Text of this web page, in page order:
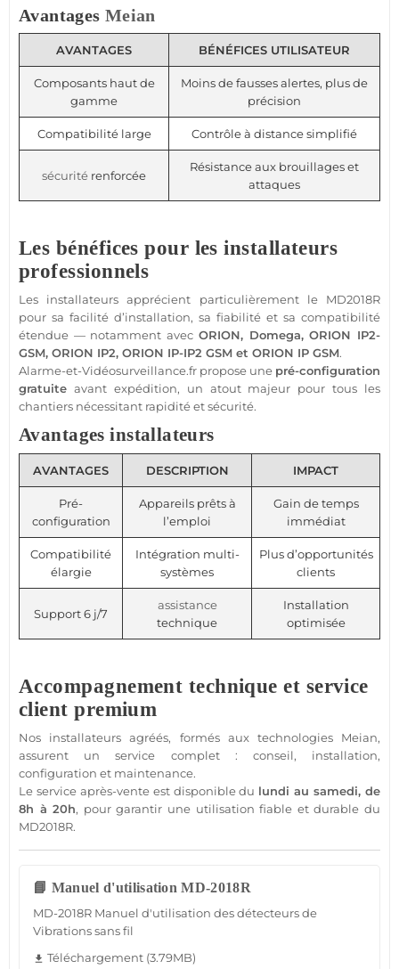
Avantages Meian
AVANTAGES BÉNÉFICES UTILISATEUR
Composants haut de
gamme
Moins de fausses alertes, plus de
précision
Compatibilité large Contrôle à distance simplifié
sécurité renforcée
Résistance aux brouillages et
attaques
Les bénéfices pour les installateurs
professionnels
Les installateurs apprécient particulièrement le MD2018R
pour sa facilité d’installation, sa fiabilité et sa compatibilité
étendue — notamment avec ORION, Domega,ORION IP2-
GSM, ORION IP2, ORION IP-IP2 GSM et ORION IP GSM.
Alarme-et-Vidéosurveillance.fr propose une pré-configuration
gratuite avant expédition, un atout majeur pour tous les
chantiers nécessitant rapidité etsécurité.
Avantages installateurs
AVANTAGES DESCRIPTION IMPACT
Pré-
configuration
Appareils prêts à
l’emploi
Gain de temps
immédiat
Compatibilité
élargie
Intégration multi-
systèmes
Plus d’opportunités
clients
Support 6 j/7
assistance
technique
Installation
optimisée
Accompagnement technique et service
client premium
Nos installateurs agréés, formés aux technologies Meian,
assurent un service complet : conseil, installation,
configuration et maintenance.
Le service après-vente est disponible du lundi au samedi, de
8h à 20h, pour garantir une utilisationfiable et durable du
MD2018R.
📘 Manuel d'utilisation MD-2018R
MD-2018R Manuel d'utilisation des détecteurs de
Vibrations sans fil
file_download Téléchargement (3.79MB)